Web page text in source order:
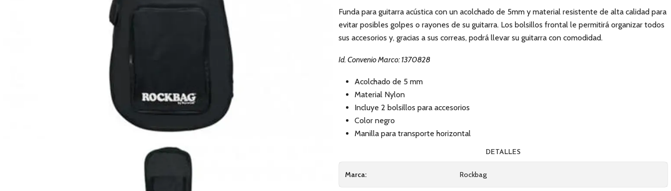
Funda para guitarra acústica con un acolchado de 5mm y material resistente de alta calidad para
evitar posibles golpes o rayones de su guitarra. Los bolsillos frontal le permitirá organizar todos
sus accesorios y, gracias a sus correas, podrá llevar su guitarra con comodidad.
Id. Convenio Marco: 1370828
Acolchado de 5 mm
Material Nylon
Incluye 2 bolsillos para accesorios
Color negro
Manilla para transporte horizontal
DETALLES
Marca: Rockbag